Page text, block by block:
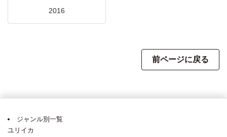
2016
前ページに戻る
ジャンル別一覧
ユリイカ